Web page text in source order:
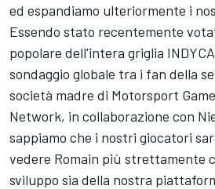
ed espandiamo ulteriormente i
Essendo stato recentemente
popolare dell'intera griglia
sondaggio globale tra i fan della
società madre di Motorsport
Network, in collaborazione con
sappiamo che i nostri giocatori
vedere Romain più strettamente
sviluppo sia della nostra